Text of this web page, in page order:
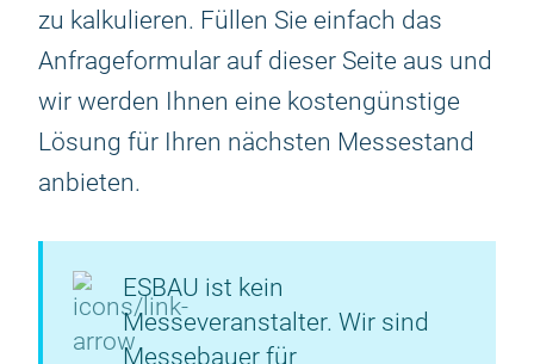
zu kalkulieren. Füllen Sie einfach das
Anfrageformular auf dieser Seite aus und
wir werden Ihnen eine kostengünstige
Lösung für Ihren nächsten Messestand
anbieten.
ESBAU ist kein
Messeveranstalter. Wir sind
Messebauer für